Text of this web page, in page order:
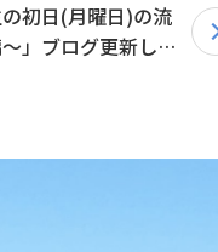
の初日(月曜日)の流
」ブログ更新しま